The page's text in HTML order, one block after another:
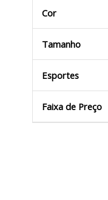
Cor
Tamanho
Esportes
Faixa de Preço